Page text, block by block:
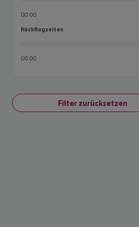
00:00
Rückflugzeiten
Rückflugzeiten
00:00
Filter zurücksetzen